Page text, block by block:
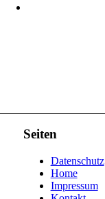
Seiten
Datenschutz
Home
Impressum